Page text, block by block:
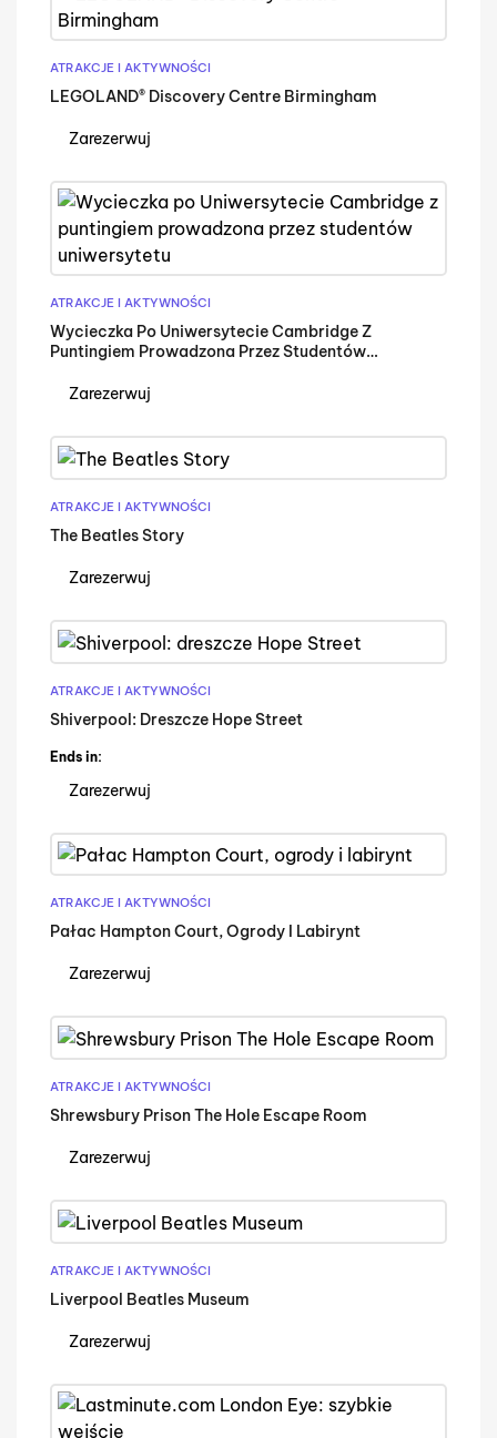
ATRAKCJE I AKTYWNOŚCI
LEGOLAND® Discovery Centre Birmingham
Zarezerwuj
ATRAKCJE I AKTYWNOŚCI
Wycieczka Po Uniwersytecie Cambridge Z
Puntingiem Prowadzona Przez Studentów
Zarezerwuj
ATRAKCJE I AKTYWNOŚCI
The Beatles Story
Zarezerwuj
ATRAKCJE I AKTYWNOŚCI
Shiverpool: Dreszcze Hope Street
Ends in:
Zarezerwuj
ATRAKCJE I AKTYWNOŚCI
Pałac Hampton Court, Ogrody I Labirynt
Zarezerwuj
ATRAKCJE I AKTYWNOŚCI
Shrewsbury Prison The Hole Escape Room
Zarezerwuj
ATRAKCJE I AKTYWNOŚCI
Liverpool Beatles Museum
Zarezerwuj